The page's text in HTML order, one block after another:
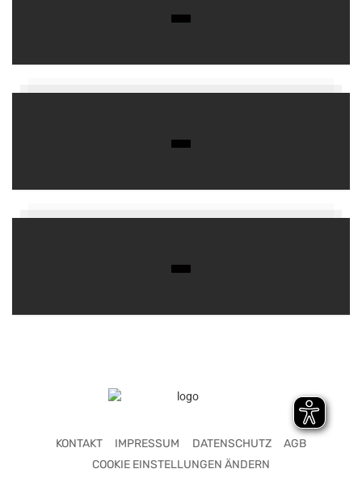
KONTAKT IMPRESSUM DATENSCHUTZ
AGB
COOKIE EINSTELLUNGEN ÄNDERN